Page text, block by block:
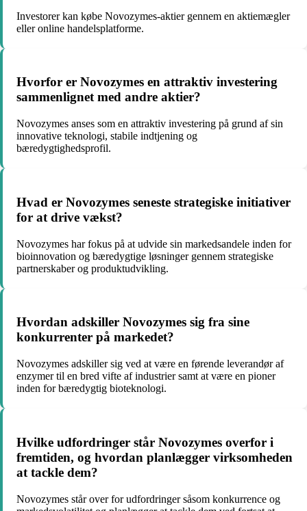
Investorer kan købe Novozymes-aktier gennem en aktiemægler
eller online handelsplatforme.
Hvorfor er Novozymes en attraktiv investering
sammenlignet med andre aktier?
Novozymes anses som en attraktiv investering på grund af sin
innovative teknologi, stabile indtjening og
bæredygtighedsprofil.
Hvad er Novozymes seneste strategiske initiativer
for at drive vækst?
Novozymes har fokus på at udvide sin markedsandele inden for
bioinnovation og bæredygtige løsninger gennem strategiske
partnerskaber og produktudvikling.
Hvordan adskiller Novozymes sig fra sine
konkurrenter på markedet?
Novozymes adskiller sig ved at være en førende leverandør af
enzymer til en bred vifte af industrier samt at være en pioner
inden for bæredygtig bioteknologi.
Hvilke udfordringer står Novozymes overfor i
fremtiden, og hvordan planlægger virksomheden
at tackle dem?
Novozymes står over for udfordringer såsom konkurrence og